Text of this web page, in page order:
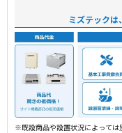
ミズテックは、
※既設商品や設置状況によっては